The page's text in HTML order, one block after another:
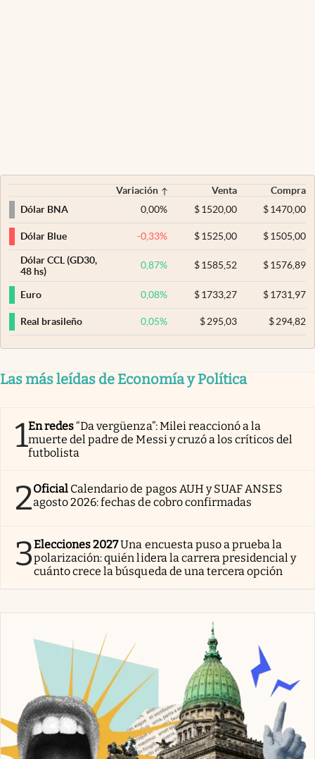
Variación Venta
Compra
Dólar BNA
0,00% $ 1520,00 $1470,00
Dólar Blue -0,33% $ 1525,00 $1505,00
Dólar CCL (GD30,
48 hs)
0,87% $ 1585,52 $1576,89
Euro 0,08% $ 1733,27 $1731,97
Real brasileño 0,05% $ 295,03 $294,82
Las más leídas de Economía y Política
1En redes“Da vergüenza”: Milei reaccionó a la
muerte del padre de Messi y cruzó a los críticos del
futbolista
2Oficial Calendario de pagos AUH y SUAF ANSES
agosto 2026: fechas de cobro confirmadas
3Elecciones 2027Una encuesta puso a prueba la
polarización: quién lidera la carrera presidencial y
cuánto crece la búsqueda de una tercera opción